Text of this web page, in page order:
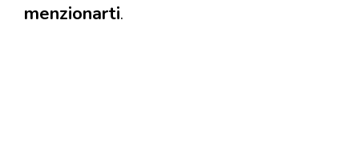
menzionarti.